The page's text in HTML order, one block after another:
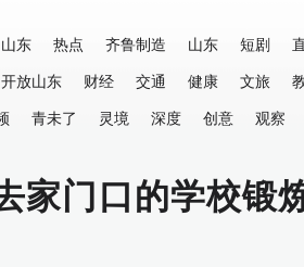
山东 热点 齐鲁制造 山东 短剧
开放山东 财经 交通 健康 文旅
青未了 灵境 深度 创意 观察
家门口的学校锻